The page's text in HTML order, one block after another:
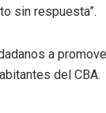
sin respuesta”.
a
del CBA.